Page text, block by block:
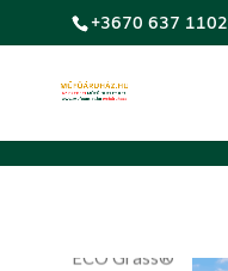
+3670 637 1102
ECO Grass®